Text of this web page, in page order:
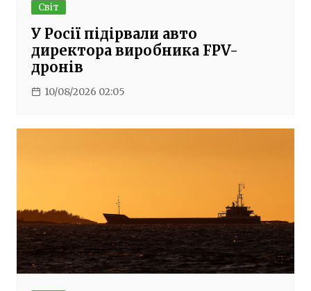
Світ
У Росії підірвали авто
директора виробника FPV-
дронів
10/08/2026 02:05